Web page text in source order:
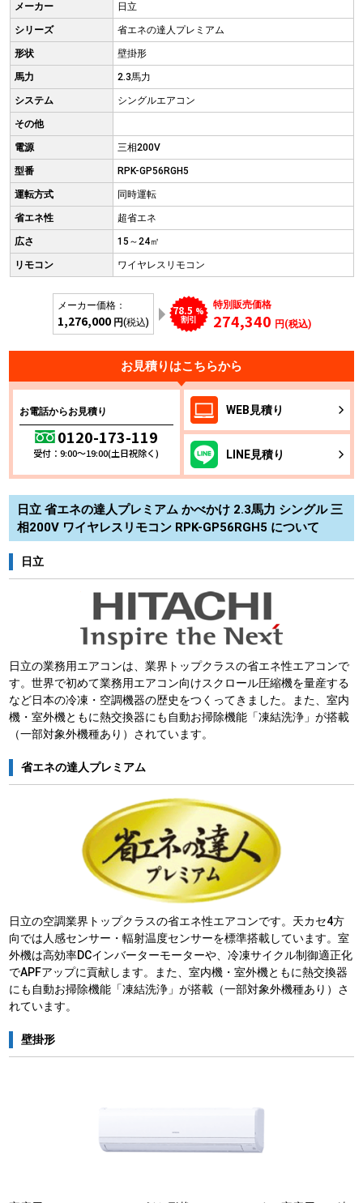
メーカー 日立
シリーズ 省エネの達人プレミアム
形状 壁掛形
馬力 2.3馬力
システム シングルエアコン
その他
電源 三相200V
型番 RPK-GP56RGH5
運転方式 同時運転
省エネ性 超省エネ
広さ 15～24㎡
リモコン ワイヤレスリモコン
メーカー価格：
1,276,000 円(税込)
78.5 %
割引
特別販売価格
274,340 円(税込)
お見積りはこちらから
お電話からお見積り
0120-173-119
受付：9:00～19:00(土日祝除く)
WEB 見積り
LINE見積り
日立 省エネの達人プレミアム かべかけ 2.3馬力 シングル 三
相200V ワイヤレスリモコン RPK-GP56RGH5 について
日立
日立の業務用エアコンは、業界トップクラスの省エネ性エアコンで
す。世界で初めて業務用エアコン向けスクロール圧縮機を量産する
など日本の冷凍・空調機器の歴史をつくってきました。また、室内
機・室外機ともに熱交換器にも自動お掃除機能「凍結洗浄」が搭載
（一部対象外機種あり）されています。
省エネの達人プレミアム
日立の空調業界トップクラスの省エネ性エアコンです。天カセ4方
向では人感センサー・輻射温度センサーを標準搭載しています。室
外機は高効率DCインバーターモーターや、冷凍サイクル制御適正化
でAPFアップに貢献します。また、室内機・室外機ともに熱交換器
にも自動お掃除機能「凍結洗浄」が搭載（一部対象外機種あり）さ
れています。
壁掛形